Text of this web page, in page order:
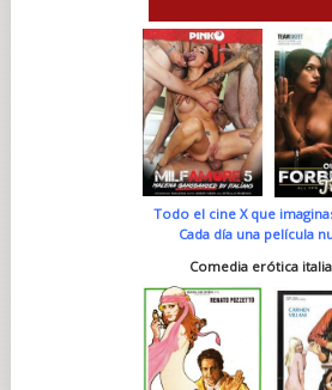
Todo el cine X que
Cada día una película
Comedia erótica